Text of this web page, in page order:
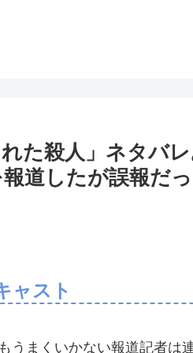
た殺人」ネタバ
道したが誤報だ
ャスト
うまくいかない報道記者は